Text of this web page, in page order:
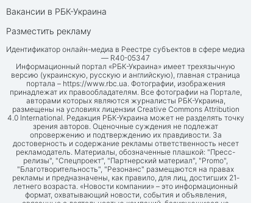
Вакансии в РБК-Украина
Разместить рекламу
Идентификатор онлайн-медиа в Реестре субъектов в сфере медиа
— R40-05347
Информационный портал «РБК-Украина» имеет трехязычную
версию (украинскую, русскую и английскую), главная страница
портала – https://www.rbc.ua. Фотографии, изображения
принадлежат их правообладателям. Все фотографии на Портале,
авторами которых являются журналисты РБК-Украина,
размещены на условиях лицензии Creative Commons Attribution
4.0 International. Редакция РБК-Украина может не разделять точку
зрения авторов. Оценочные суждения не подлежат
опровержению и подтверждению их правдивости. За
достоверность и содержание рекламы ответственность несет
рекламодатель. Материалы, обозначенные плашкой: "Пресс-
релизы", "Спецпроект", "Партнерский материал", "Promo",
"Благотворительность", "Резонанс" размещаются на правах
рекламы и предназначены, как правило, для лиц, достигших 21-
летнего возраста. «Новости компании» – это информационный
формат, охватывающий новости, события и объявления,